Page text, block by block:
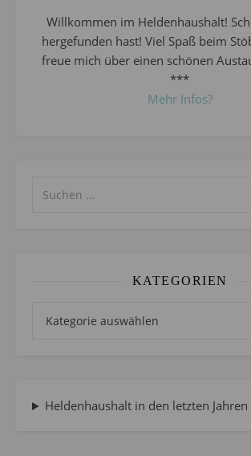
Willkommen im Heldenhaushalt!
hergefunden hast! Viel Spaß beim
freue mich über einen schönen
***
Mehr Infos?
KATEGORIEN
Heldenhaushalt in den letzten Jahren